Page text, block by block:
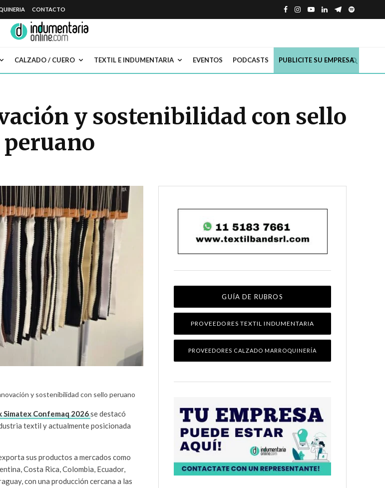
CONTACTO
CALZADO / CUERO TEXTIL E INDUMENTARIA EVENTOS PODCASTS PUBLICITE SU EMPRESA
y sostenibilidad con sello
peruano
y sostenibilidad con sello peruano
Simatex Confemaq 2026se destacó
textil y actualmente posicionada
sus productos a mercados como
Costa Rica, Colombia, Ecuador,
con una producción cercana a las
GUÍA DE RUBROS
PROVEEDORES TEXTIL INDUMENTARIA
PROVEEDORES CALZADO MARROQUINERÍA